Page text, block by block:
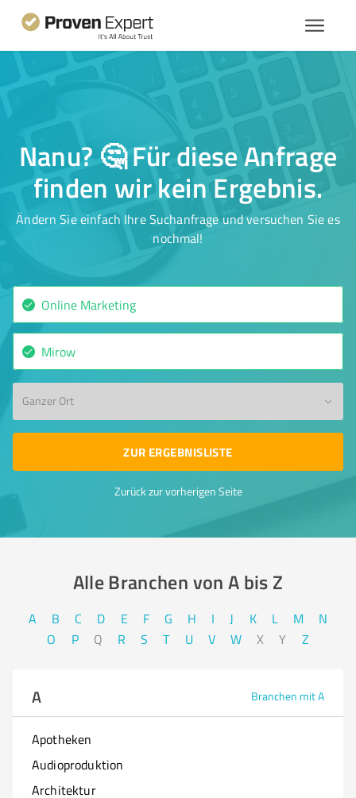
Nanu? 🤔 Für diese Anfrage
finden wir kein Ergebnis.
Ändern Sie einfach Ihre Suchanfrage und versuchen Sie es
nochmal!
Ganzer Ort
ZUR ERGEBNISLISTE
Zurück zur vorherigen Seite
Alle Branchen von A bis Z​
A B C D E F G H I J K L M
N
O
P Q R S T U V W X Y Z
A Branchen mit A
Apotheken
Audioproduktion
Architektur